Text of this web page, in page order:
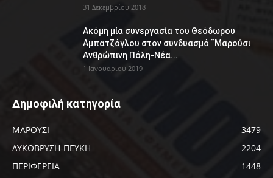
31 Δεκεμβρίου 2018
Ακόμη μία συνεργασία του Θεόδωρου
Αμπατζόγλου στον συνδυασμό ¨Μαρούσι
Ανθρώπινη Πόλη-Νέα...
1 Ιανουαρίου 2019
Δημοφιλή κατηγορία
ΜΑΡΟΥΣΙ
3479
ΛΥΚΟΒΡΥΣΗ-ΠΕΥΚΗ
2204
ΠΕΡΙΦΕΡΕΙΑ
1448